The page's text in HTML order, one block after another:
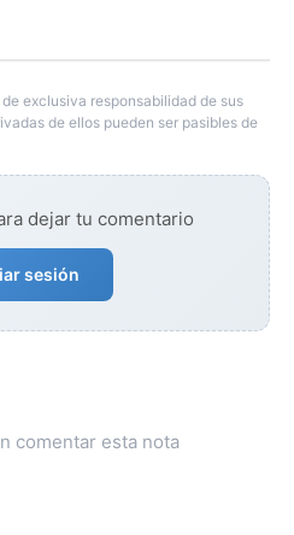
exclusiva responsabilidad de sus
de ellos pueden ser pasibles de
dejar tu comentario
sesión
comentar esta nota